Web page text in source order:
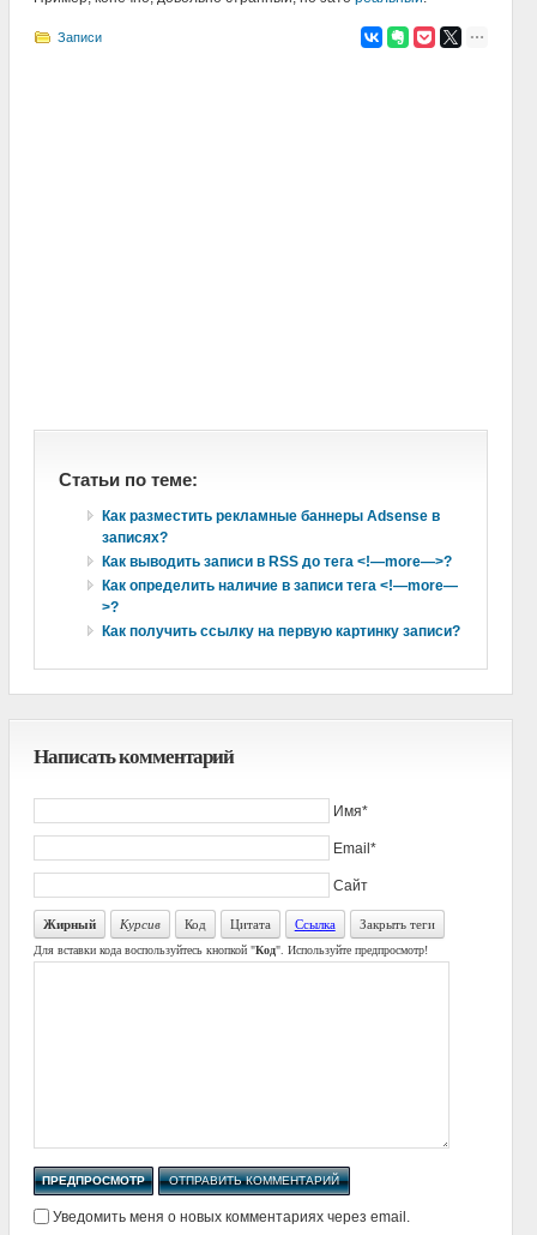
Записи
Статьи по теме:
Как разместить рекламные баннеры Adsense в
записях?
Как выводить записи в RSS до тега <!—more—>?
Как определить наличие в записи тега <!—more—
>?
Как получить ссылку на первую картинку записи?
Написать комментарий
Имя*
Email*
Сайт
Жирный Курсив Код Цитата Ссылка Закрыть теги
Для вставки кода воспользуйтесь кнопкой "Код". Используйте предпросмотр!
Уведомить меня о новых комментариях через email.